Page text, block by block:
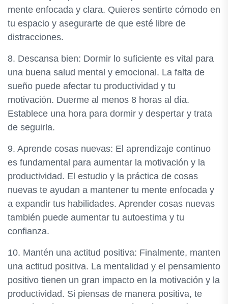
mente enfocada y clara. Quieres sentirte cómodo en
tu espacio y asegurarte de que esté libre de
distracciones.
8. Descansa bien: Dormir lo suficiente es vital para
una buena salud mental y emocional. La falta de
sueño puede afectar tu productividad y tu
motivación. Duerme al menos 8 horas al día.
Establece una hora para dormir y despertar y trata
de seguirla.
9. Aprende cosas nuevas: El aprendizaje continuo
es fundamental para aumentar la motivación y la
productividad. El estudio y la práctica de cosas
nuevas te ayudan a mantener tu mente enfocada y
a expandir tus habilidades. Aprender cosas nuevas
también puede aumentar tu autoestima y tu
confianza.
10. Mantén una actitud positiva: Finalmente, manten
una actitud positiva. La mentalidad y el pensamiento
positivo tienen un gran impacto en la motivación y la
productividad. Si piensas de manera positiva, te